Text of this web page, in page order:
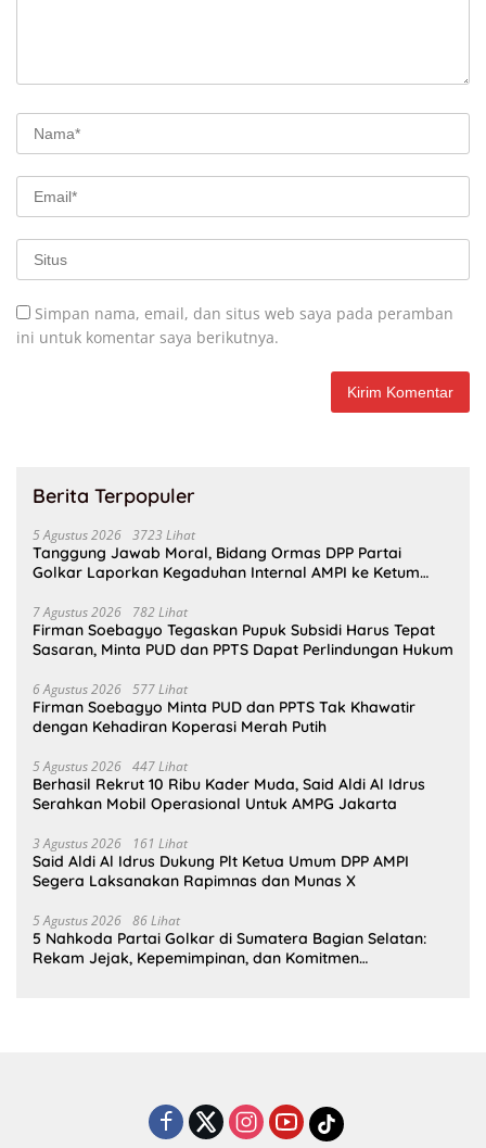
Simpan nama, email, dan situs web saya pada peramban
ini untuk komentar saya berikutnya.
Berita Terpopuler
5 Agustus 2026 3723 Lihat
Tanggung Jawab Moral, Bidang Ormas DPP Partai
Golkar Laporkan Kegaduhan Internal AMPI ke Ketum
7 Agustus 2026 782 Lihat
Firman Soebagyo Tegaskan Pupuk Subsidi Harus Tepat
Sasaran, Minta PUD dan PPTS Dapat Perlindungan Hukum
6 Agustus 2026 577 Lihat
Firman Soebagyo Minta PUD dan PPTS Tak Khawatir
dengan Kehadiran Koperasi Merah Putih
5 Agustus 2026 447 Lihat
Berhasil Rekrut 10 Ribu Kader Muda, Said Aldi Al Idrus
Serahkan Mobil Operasional Untuk AMPG Jakarta
3 Agustus 2026 161 Lihat
Said Aldi Al Idrus Dukung Plt Ketua Umum DPP AMPI
Segera Laksanakan Rapimnas dan Munas X
5 Agustus 2026 86 Lihat
5 Nahkoda Partai Golkar di Sumatera Bagian Selatan:
Rekam Jejak, Kepemimpinan, dan Komitmen